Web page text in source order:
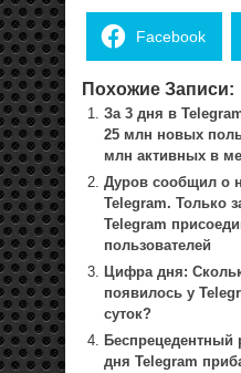
Facebook
Похожие Записи:
За 3 дня в
25 млн новых
млн активных в
Дуров сообщил о
Telegram. Только
Telegram
пользователей
Цифра дня:
появилось у
суток?
Беспрецедентный
дня Telegram